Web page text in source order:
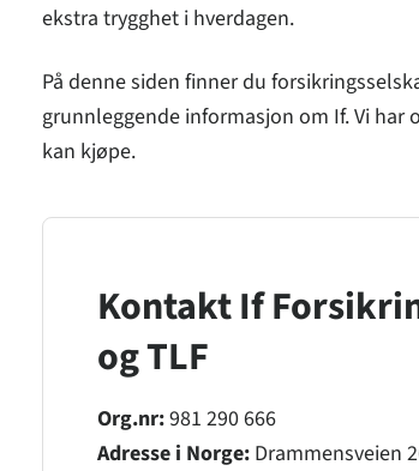
ekstra trygghet i hverdagen.
På denne siden finner du
grunnleggende informasjon om If. Vi
kan kjøpe.
Kontakt If
og TLF
Org.nr:981 290 666
Adresse i Norge: Drammensveien